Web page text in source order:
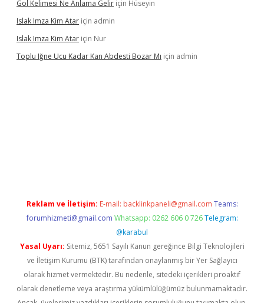
Gol Kelimesi Ne Anlama Gelir için Hüseyin
Islak Imza Kim Atar için admin
Islak Imza Kim Atar için Nur
Toplu Iğne Ucu Kadar Kan Abdesti Bozar Mı için admin
Reklam ve İletişim: E-mail: backlinkpaneli@gmail.com Teams:
forumhizmeti@gmail.com Whatsapp: 0262 606 0 726 Telegram:
@karabul
Yasal Uyarı: Sitemiz, 5651 Sayılı Kanun gereğince Bilgi Teknolojileri
ve İletişim Kurumu (BTK) tarafından onaylanmış bir Yer Sağlayıcı
olarak hizmet vermektedir. Bu nedenle, sitedeki içerikleri proaktif
olarak denetleme veya araştırma yükümlülüğümüz bulunmamaktadır.